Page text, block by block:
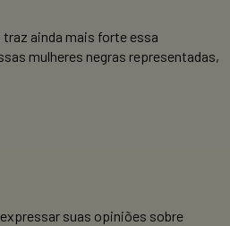
ainda mais forte essa
mulheres negras representadas,
suas opiniões sobre